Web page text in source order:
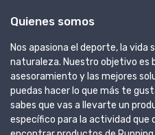
Quienes somos
Nos apasiona el deporte, la vida
naturaleza. Nuestro objetivo es
asesoramiento y las mejores
puedas hacer lo que más te
sabes que vas a llevarte un
específico para la actividad que